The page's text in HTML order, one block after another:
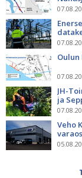
JH-
ja
Veho